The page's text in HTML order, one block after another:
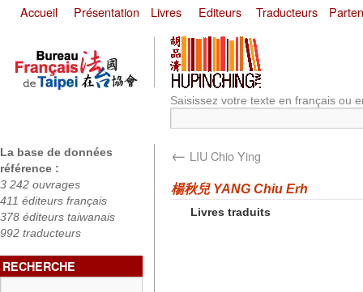
Accueil Présentation Livres Editeurs Traducteurs
Saisissez votre texte en français ou
La base de données
référence :
3 242 ouvrages
411 éditeurs français
378 éditeurs taiwanais
992 traducteurs
RECHERCHE
← LIU Chio Ying
楊秋兒 YANG Chiu Erh
Livres traduits